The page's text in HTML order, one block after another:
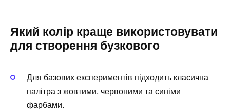
Який колір краще використовувати
для створення бузкового
Для базових експериментів підходить класична
палітра з жовтими, червоними та синіми
фарбами.